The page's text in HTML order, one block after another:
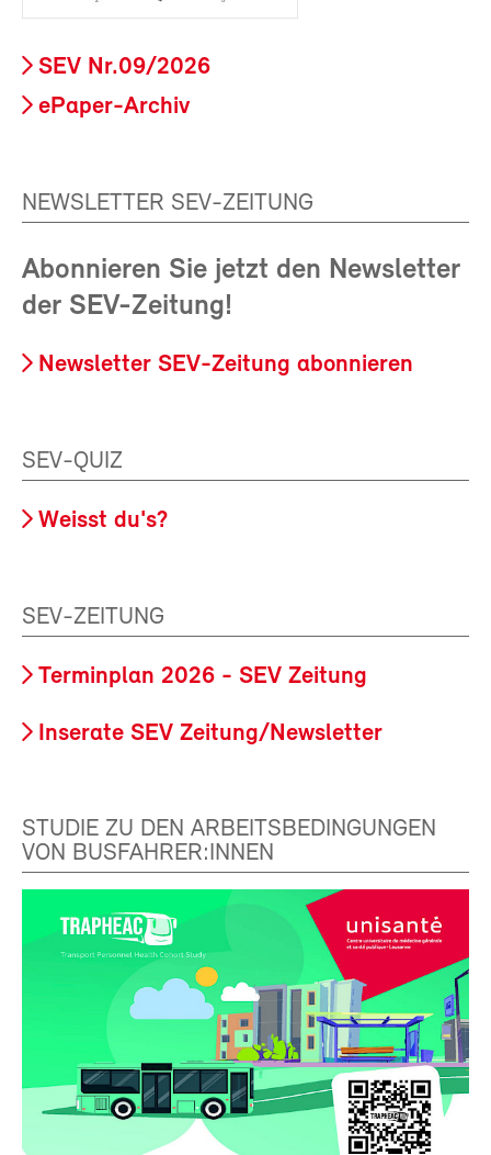
SEV Nr.09/2026
ePaper-Archiv
NEWSLETTER SEV-ZEITUNG
Abonnieren Sie jetzt den Newsletter
der SEV-Zeitung!
Newsletter SEV-Zeitung abonnieren
SEV-QUIZ
Weisst du's?
SEV-ZEITUNG
Terminplan 2026 - SEV Zeitung
Inserate SEV Zeitung/Newsletter
STUDIE ZU DEN ARBEITSBEDINGUNGEN
VON BUSFAHRER:INNEN